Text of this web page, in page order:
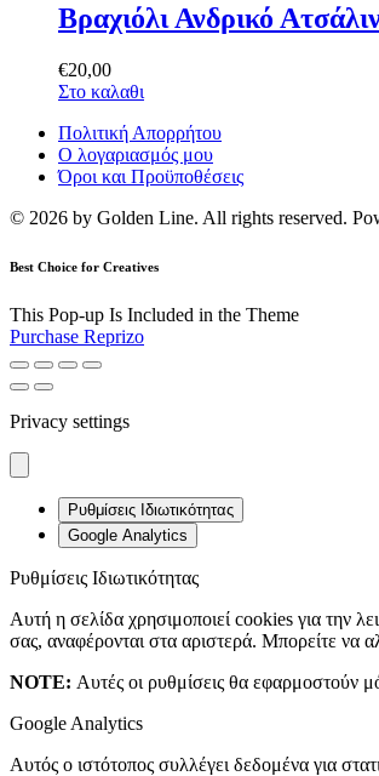
Βραχιόλι Ανδρικό
€20,00
Στο καλαθι
Πολιτική Απορρήτου
Ο λογαριασμός μου
Όροι και Προϋποθέσεις
© 2026 by Golden Line. All rights reserved.
Best Choice for Creatives
This Pop-up Is Included in the Theme
Purchase Reprizo
Privacy settings
Ρυθμίσεις Ιδιωτικότητας
Google Analytics
Ρυθμίσεις Ιδιωτικότητας
Αυτή η σελίδα χρησιμοποιεί cookies για την
σας, αναφέρονται στα αριστερά. Μπορείτε να
NOTE: Αυτές οι ρυθμίσεις θα εφαρμοστούν
Google Analytics
Αυτός ο ιστότοπος συλλέγει δεδομένα για